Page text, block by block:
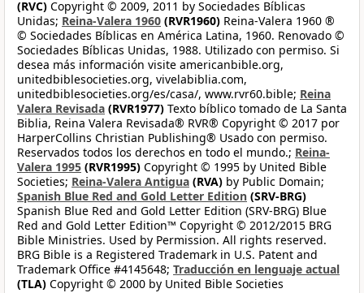
(RVC) Copyright © 2009, 2011 by Sociedades Bíblicas
Unidas; Reina-Valera 1960 (RVR1960) Reina-Valera 1960 ®
© Sociedades Bíblicas en América Latina, 1960. Renovado ©
Sociedades Bíblicas Unidas, 1988. Utilizado con permiso. Si
desea más información visite americanbible.org,
unitedbiblesocieties.org, vivelabiblia.com,
unitedbiblesocieties.org/es/casa/, www.rvr60.bible; Reina
Valera Revisada (RVR1977) Texto bíblico tomado de La Santa
Biblia, Reina Valera Revisada® RVR® Copyright © 2017 por
HarperCollins Christian Publishing® Usado con permiso.
Reservados todos los derechos en todo el mundo.; Reina-
Valera 1995 (RVR1995) Copyright © 1995 by United Bible
Societies; Reina-Valera Antigua (RVA) by Public Domain;
Spanish Blue Red and Gold Letter Edition (SRV-BRG)
Spanish Blue Red and Gold Letter Edition (SRV-BRG) Blue
Red and Gold Letter Edition™ Copyright © 2012/2015 BRG
Bible Ministries. Used by Permission. All rights reserved.
BRG Bible is a Registered Trademark in U.S. Patent and
Trademark Office #4145648; Traducción en lenguaje actual
(TLA) Copyright © 2000 by United Bible Societies